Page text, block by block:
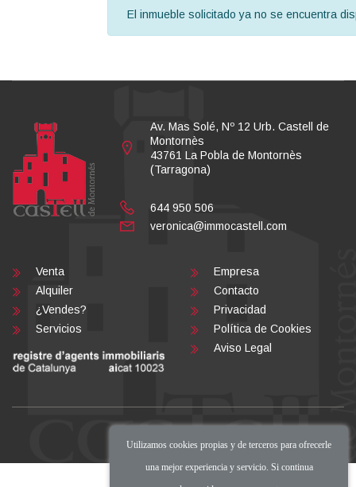
El inmueble solicitado ya no se encuentra
Av. Mas Solé, Nº 12 Urb. Castell de
Montornès
43761 La Pobla de Montornès
(Tarragona)
644 950 506
veronica@immocastell.com
Venta
Alquiler
¿Vendes?
Servicios
Empresa
Contacto
Privacidad
Política de Cookies
Aviso Legal
Utilizamos cookies propias y de terceros para ofrecerle
una mejor experiencia y servicio. Si continua